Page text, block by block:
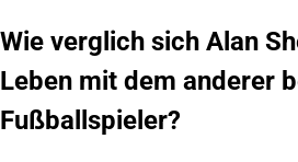
Wie verglich sich Alan
Leben mit dem anderer
Fußballspieler?